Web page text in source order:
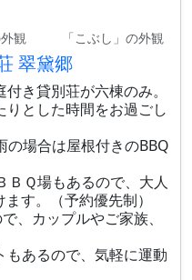
外観 「こぶし」の外観
翠黛郷
き貸別荘が六棟のみ。
とした時間をお過ごし
の場合は屋根付きのBBQ
ＢＱ場もあるので、大人
す。（予約優先制）
、カップルやご家族、
あるので、気軽に運動